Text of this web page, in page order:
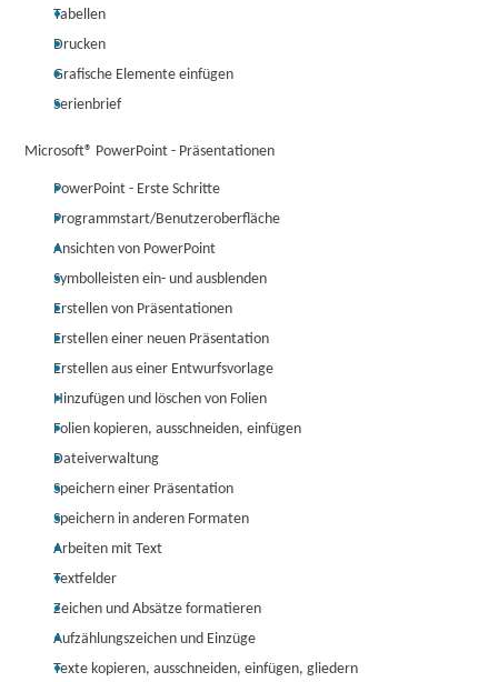
Tabellen
Drucken
Grafische Elemente einfügen
Serienbrief
Microsoft® PowerPoint - Präsentationen
PowerPoint - Erste Schritte
Programmstart/Benutzeroberfläche
Ansichten von PowerPoint
Symbolleisten ein- und ausblenden
Erstellen von Präsentationen
Erstellen einer neuen Präsentation
Erstellen aus einer Entwurfsvorlage
Hinzufügen und löschen von Folien
Folien kopieren, ausschneiden, einfügen
Dateiverwaltung
Speichern einer Präsentation
Speichern in anderen Formaten
Arbeiten mit Text
Textfelder
Zeichen und Absätze formatieren
Aufzählungszeichen und Einzüge
Texte kopieren, ausschneiden, einfügen, gliedern